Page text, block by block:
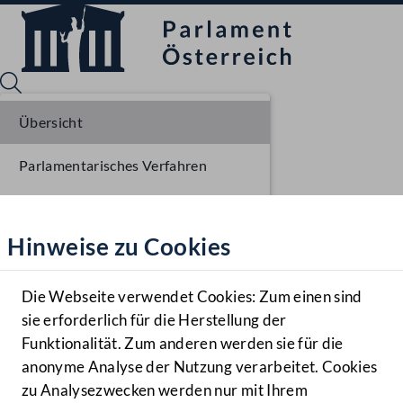
Hilfe
Benutzer
Navigationsmenü öffnen
MENÜ
Hinweise zu Cookies
Die Webseite verwendet Cookies: Zum einen sind
sie erforderlich für die Herstellung der
Funktionalität. Zum anderen werden sie für die
anonyme Analyse der Nutzung verarbeitet. Cookies
zu Analysezwecken werden nur mit Ihrem
Übersicht
Parlamentarisches Verfahren